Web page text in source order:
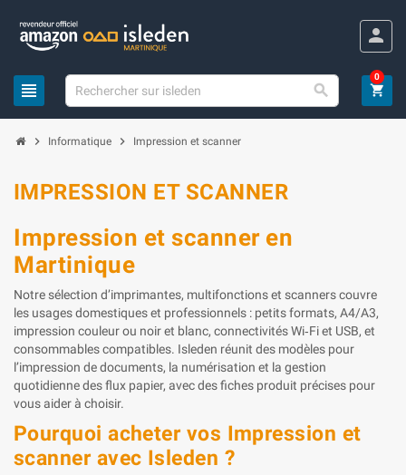
person
view_headline  shopping_cart
0
chevron_right Informatique chevron_right Impression et scanner
IMPRESSION ET SCANNER
Impression et scanner en
Martinique
Notre sélection d’imprimantes, multifonctions et scanners couvre
les usages domestiques et professionnels : petits formats, A4/A3,
impression couleur ou noir et blanc, connectivités Wi‑Fi et USB, et
consommables compatibles. Isleden réunit des modèles pour
l’impression de documents, la numérisation et la gestion
quotidienne des flux papier, avec des fiches produit précises pour
vous aider à choisir.
Pourquoi acheter vos Impression et
scanner avec Isleden ?